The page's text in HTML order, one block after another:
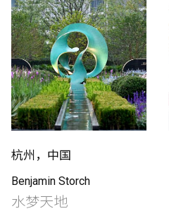
杭州，中国
Benjamin Storch
水梦天地